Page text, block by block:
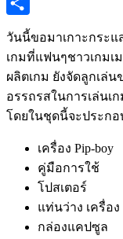
Copy
Link
Share
วันนี้ขอมาเกาะกระแ
เกมที่แฟนๆชาวเกม
ผลิตเกม ยังจัดลูกเล่น
อรรถรสในการเล่นเ
โดยในชุดนี้จะประกอ
เครื่อง Pip-boy
คู่มือการใช้
โปสเตอร์
แท่นว่าง เครื่อง
กล่องแคปซูล